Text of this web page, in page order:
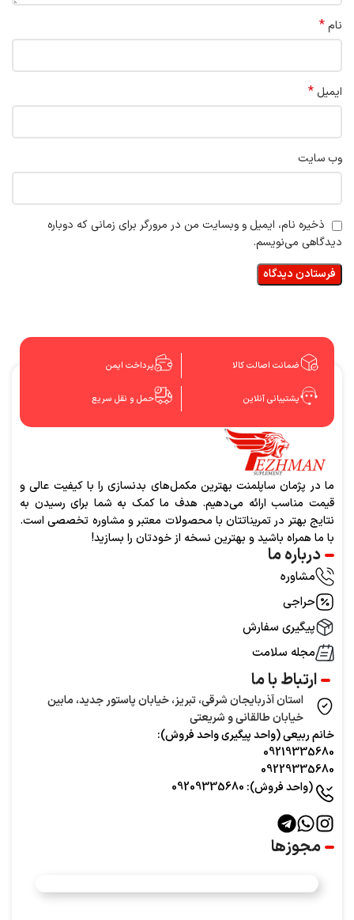
نام*
ایمیل *
وب‌ سایت
ذخیره نام، ایمیل و وبسایت من در مرورگر برای زمانی که دوباره
دیدگاهی می‌نویسم.
ضمانت اصالت کالا پرداخت ایمن
پشتیبانی آنلاین حمل و نقل سریع
ما در پژمان ساپلمنت بهترین مکمل‌های بدنسازی را با کیفیت عالی و
قیمت مناسب ارائه می‌دهیم. هدف ما کمک به شما برای رسیدن به
نتایج بهتر در تمریناتتان با محصولات معتبر و مشاوره تخصصی است.
با ما همراه باشید و بهترین نسخه از خودتان را بسازید!
درباره ما
مشاوره
حراجی
پیگیری سفارش
مجله سلامت
ارتباط با ما
استان آذربایجان شرقی، تبریز، خیابان پاستور جدید، مابین
خیابان طالقانی و شریعتی
خانم ربیعی (واحد‌ پیگیری واحد فروش):
09219335680
09229335680
(واحد فروش): 09209335680
مجوزها